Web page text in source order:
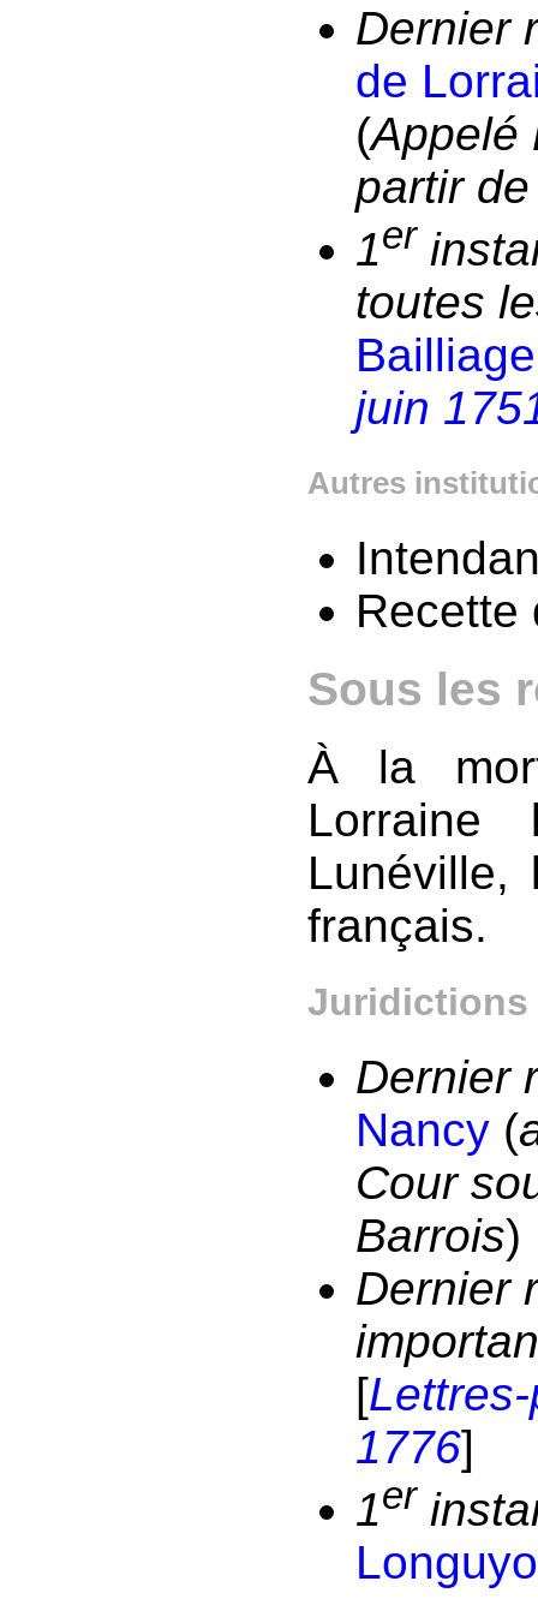
Dernier
de
(Appelé
partir
1er
toutes
juin
Autres
Sous les
À la
Lunéville,
français.
Juridictions
Dernier
Nancy (
Cour
Barrois)
Dernier
[
1776]
1er